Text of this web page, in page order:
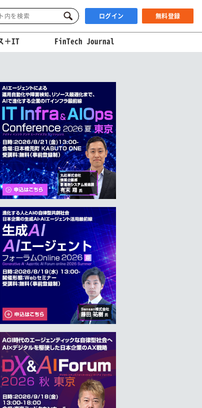
ログイン 無料登録
＋IT FinTech Journal